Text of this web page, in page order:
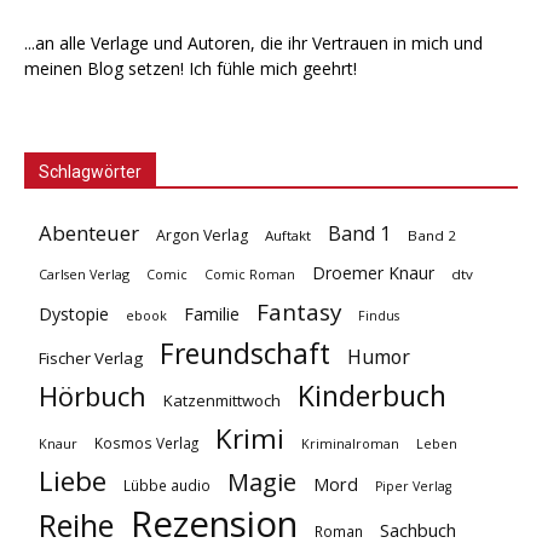
...an alle Verlage und Autoren, die ihr Vertrauen in mich und
meinen Blog setzen! Ich fühle mich geehrt!
Schlagwörter
Abenteuer Argon Verlag Auftakt Band 1 Band 2
Carlsen Verlag Comic Comic Roman Droemer Knaur dtv
Dystopie ebook Familie Fantasy Findus
Fischer Verlag Freundschaft Humor
Hörbuch Katzenmittwoch Kinderbuch
Knaur Kosmos Verlag Krimi Kriminalroman Leben
Liebe Lübbe audio Magie Mord Piper Verlag
Reihe Rezension Roman Sachbuch